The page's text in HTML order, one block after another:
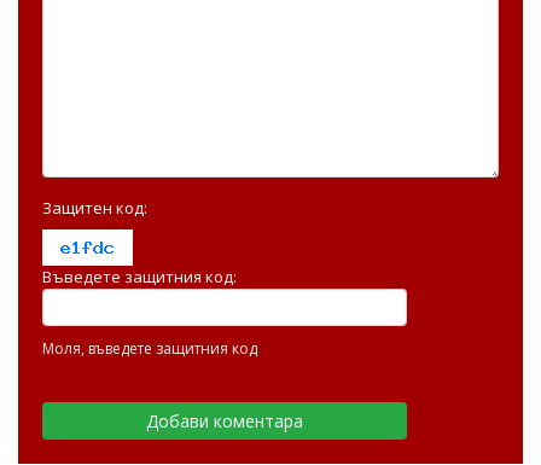
Защитен код:
Въведете защитния код:
Моля, въведете защитния код